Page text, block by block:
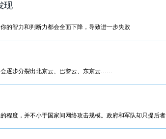
现
的智力和判断力都会全面下降，导致进一步失败
逐步分裂出北京云、巴黎云、东京云……
程度，并不小于国家间网络攻击规模。政府和军队却只提后者